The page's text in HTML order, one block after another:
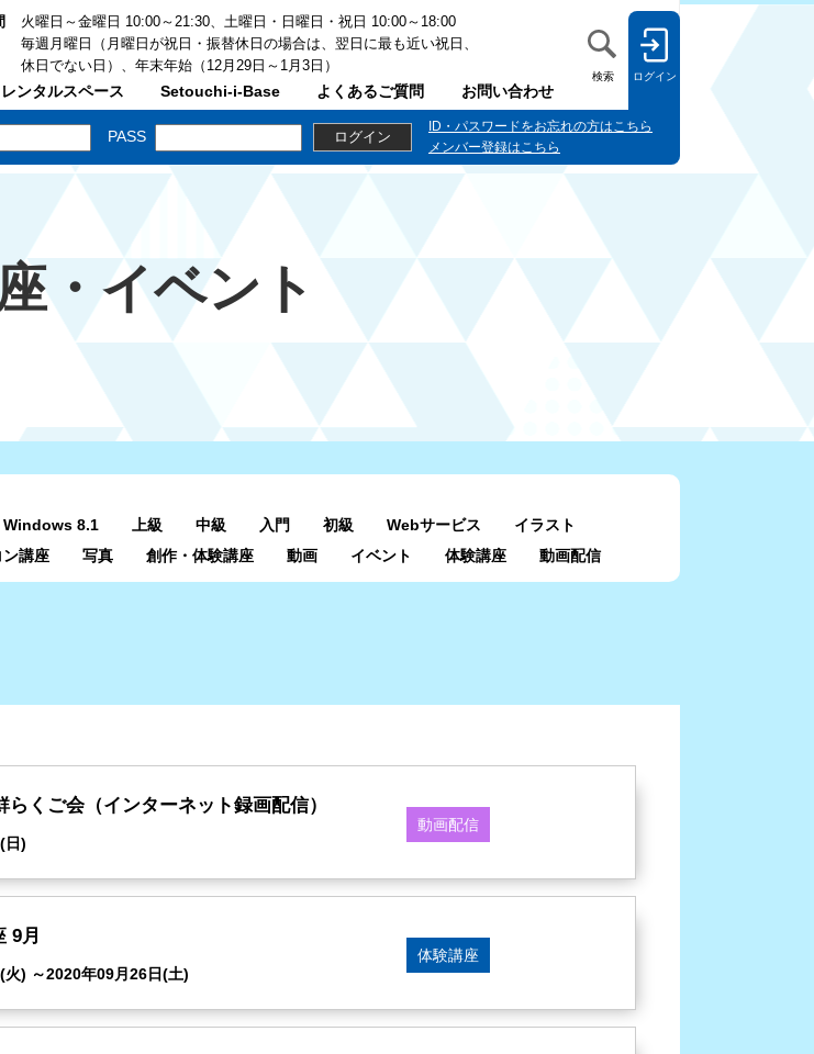
レンタルスペース Setouchi-i-Base よくあるご質問 お問い合わせ
検索 ログイン
火曜日～金曜日 10:00～21:30、土曜日・日曜日・祝日 10:00～18:00
毎週月曜日（月曜日が祝日・振替休日の場合は、翌日に最も近い祝日、
休日でない日）、年末年始（12月29日～1月3日）
・イベント
Windows 8.1 上級 中級 入門 初級 Webサービス
イラスト
講座 写真 創作・体験講座 動画 イベント 体験講座 動画配信
くご会（インターネット録画配信）
日)
動画配信
9月
) ～2020年09月26日(土)
体験講座